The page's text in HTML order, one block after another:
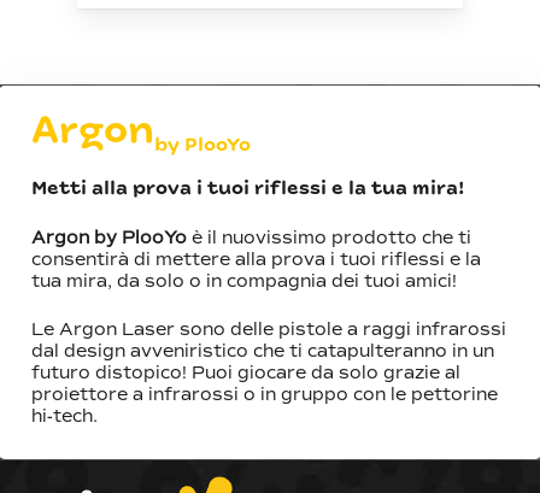
€69,90.€44,90.
Argonby PlooYo
Metti alla prova i tuoi riflessi e la tua mira!
Argon by PlooYo è il nuovissimo prodotto che ti
consentirà di mettere alla prova i tuoi riflessi e la
tua mira, da solo o in compagnia dei tuoi amici!
Le Argon Laser sono delle pistole a raggi infrarossi
dal design avveniristico che ti catapulteranno in un
futuro distopico! Puoi giocare da solo grazie al
proiettore a infrarossi o in gruppo con le pettorine
hi-tech.